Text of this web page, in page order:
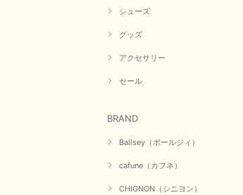
シューズ
グッズ
アクセサリー
セール
BRAND
Ballsey（ボールジィ）
cafune（カフネ）
CHIGNON（シニヨン）